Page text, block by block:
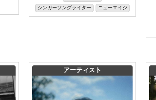
シンガーソングライター
ニューエイジ
アーティスト